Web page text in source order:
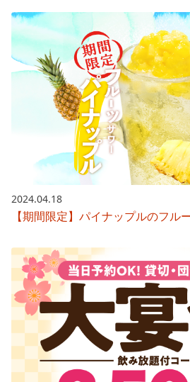
2024.04.18
【期間限定】パイナップルのフル